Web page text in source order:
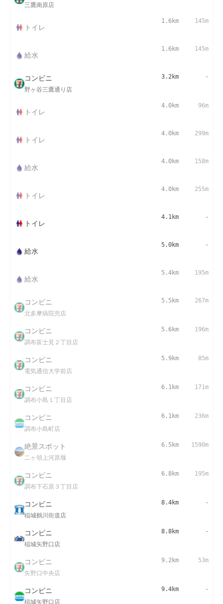
三鷹南原店
トイレ
1.6km 145m
給水
1.6km 145m
コンビニ
野ヶ谷三鷹通り店
3.2km -
トイレ
4.0km 96m
トイレ
4.0km 299m
給水
4.0km 158m
トイレ
4.0km 255m
トイレ
4.1km -
給水
5.0km -
給水
5.4km 195m
コンビニ
北多摩病院売店
5.5km 267m
コンビニ
調布富士見２丁目店
5.6km 196m
コンビニ
電気通信大学前店
5.9km 85m
コンビニ
調布小島１丁目店
6.1km 171m
コンビニ
調布小島町店
6.1km 236m
絶景スポット
二ヶ領上河原堰
6.5km 1590m
コンビニ
調布下石原３丁目店
6.8km 195m
コンビニ
稲城鶴川街道店
8.4km -
コンビニ
稲城矢野口店
8.8km -
コンビニ
矢野口中央店
9.2km 53m
コンビニ
稲城矢野口店
9.4km -